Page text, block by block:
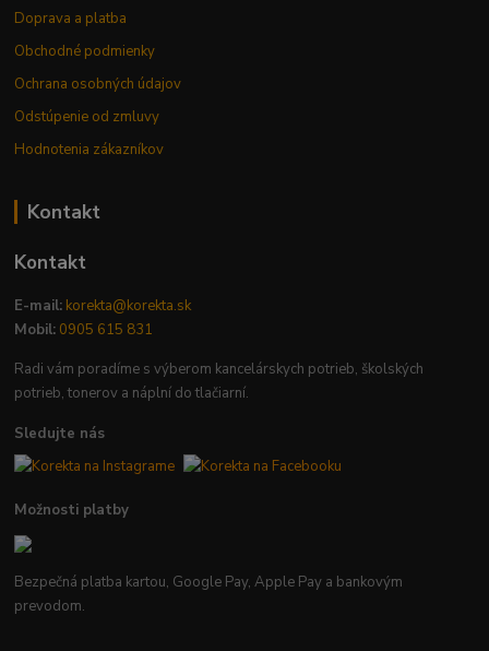
Doprava a platba
Obchodné podmienky
Ochrana osobných údajov
Odstúpenie od zmluvy
Hodnotenia zákazníkov
Kontakt
Kontakt
E-mail: korekta@korekta.sk
Mobil: 0905 615 831
Radi vám poradíme s výberom kancelárskych potrieb, školských
potrieb, tonerov a náplní do tlačiarní.
Sledujte nás
Možnosti platby
Bezpečná platba kartou, Google Pay, Apple Pay a bankovým
prevodom.